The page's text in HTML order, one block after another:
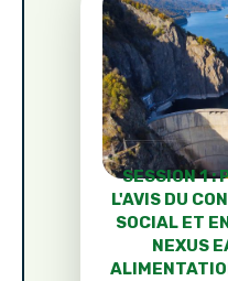
SESSION 1 :
L'AVIS DU
SOCIAL ET
NEXUS